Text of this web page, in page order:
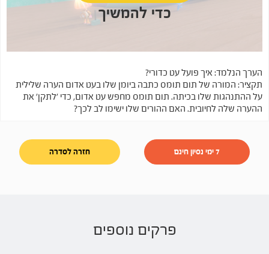
כדי להמשיך
הערך הנלמד: איך פועל עט כדורי?
תקציר: המורה של תום תומס כתבה ביומן שלו בעט אדום הערה שלילית
על ההתנהגות שלו בכיתה. תום תומס מחפש עט אדום, כדי 'לתקן' את
ההערה שלה לחיובית. האם ההורים שלו ישימו לב לכך?
7 ימי נסיון חינם חזרה לסדרה
פרקים נוספים